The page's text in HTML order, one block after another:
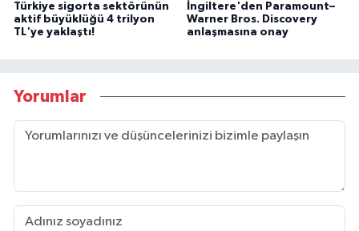
Türkiye sigorta sektörünün
aktif büyüklüğü 4 trilyon
TL'ye yaklaştı!
İngiltere'den Paramount–
Warner Bros. Discovery
anlaşmasına onay
Yorumlar